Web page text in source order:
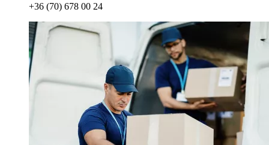
+36 (70) 678 00 24